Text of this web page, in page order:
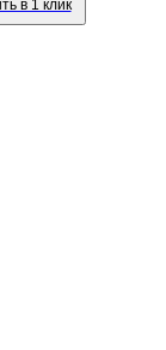
в 1 клик